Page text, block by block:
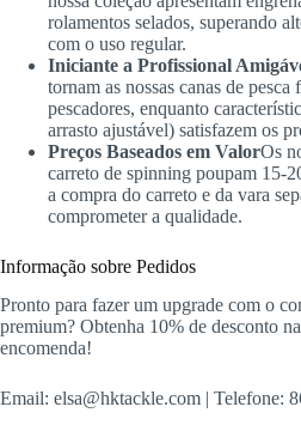
rolamentos selados, superando
com o uso regular.
Iniciante a Profissional
tornam as nossas canas de
pescadores, enquanto
arrasto ajustável) satisfazem os
Preços Baseados em ValorOs
carreto de spinning poupam 15-
a compra do carreto e da vara
comprometer a qualidade.
Informação sobre Pedidos
Pronto para fazer um upgrade com o
premium? Obtenha 10% de desconto
encomenda!
Email: elsa@hktackle.com | Telefone: